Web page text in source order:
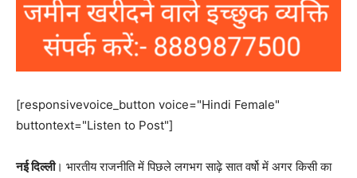
[responsivevoice_button voice="Hindi Female"
buttontext="Listen to Post"]
नई दिल्ली। भारतीय राजनीति में पिछले लगभग साढ़े सात वर्षो में अगर किसी का